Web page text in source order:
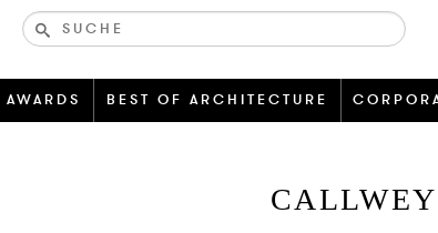
Bücher-
und
zeitschriften
AWARDS BEST OF ARCHITECTURE